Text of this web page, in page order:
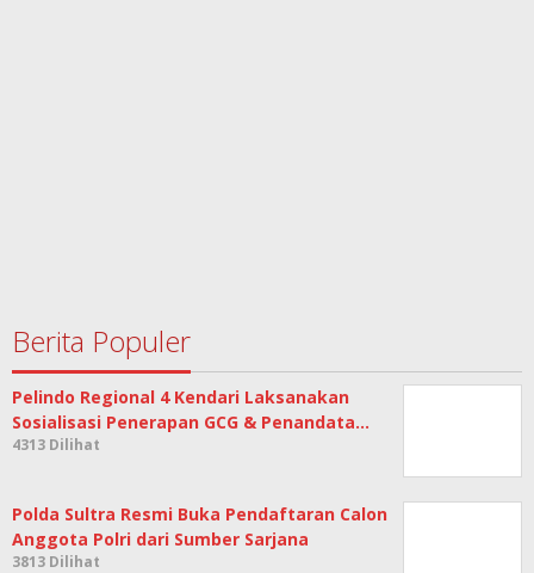
Berita Populer
Pelindo Regional 4 Kendari Laksanakan
Sosialisasi Penerapan GCG & Penandata…
4313 Dilihat
Polda Sultra Resmi Buka Pendaftaran Calon
Anggota Polri dari Sumber Sarjana
3813 Dilihat